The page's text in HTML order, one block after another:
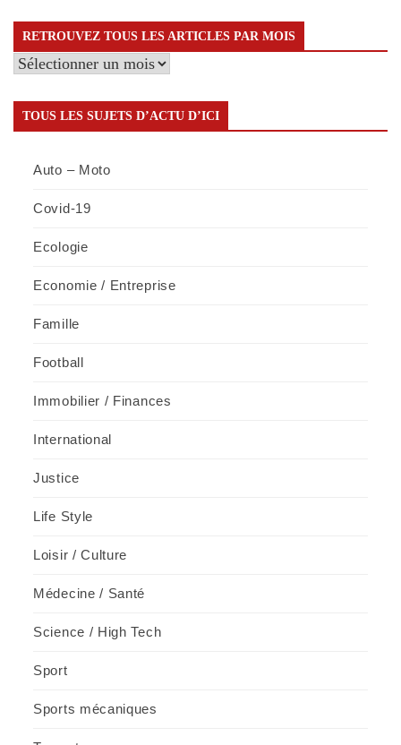
RETROUVEZ TOUS LES ARTICLES PAR MOIS
Retrouvez
les
articles
TOUS LES SUJETS D’ACTU D’ICI
Auto – Moto
Covid-19
Ecologie
Economie / Entreprise
Famille
Football
Immobilier / Finances
International
Justice
Life Style
Loisir / Culture
Médecine / Santé
Science / High Tech
Sport
Sports mécaniques